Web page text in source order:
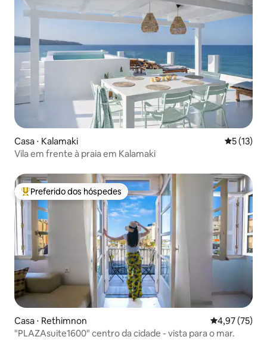
Casa ⋅ Kalamaki 5 de uma
5 (13)
Vila em frente à praia em Kalamaki
Entre os melhores preferidos dos hóspedes
Preferido dos hóspedes
Casa ⋅ Rethimnon 4,97 de uma
4,97 (75)
"PLAZAsuite1600" centro da cidade - vista para o mar.